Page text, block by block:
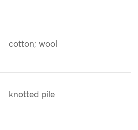
cotton; wool
knotted pile